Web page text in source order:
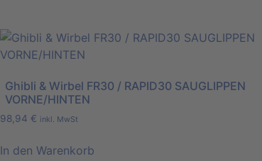
Ghibli & Wirbel FR30 / RAPID30 SAUGLIPPEN
VORNE/HINTEN
98,94 € inkl. MwSt
In den Warenkorb